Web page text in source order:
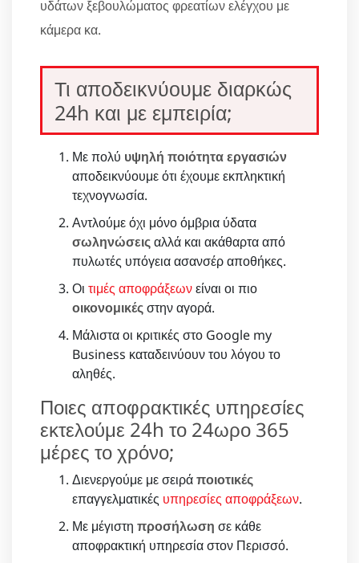
υδάτων ξεβουλώματος φρεατίων ελέγχου με
κάμερα κα.
Τι αποδεικνύουμε διαρκώς
24h και με εμπειρία;
Με πολύ υψηλή ποιότητα εργασιών
αποδεικνύουμε ότι έχουμε εκπληκτική
τεχνογνωσία.
Αντλούμε όχι μόνο όμβρια ύδατα
σωληνώσειςαλλά και ακάθαρτα από
πυλωτές υπόγεια ασανσέρ αποθήκες.
Οι τιμές αποφράξεωνείναι οι πιο
οικονομικέςστην αγορά.
Μάλιστα οι κριτικές στο Google my
Business καταδεινύουν του λόγου το
αληθές.
Ποιες αποφρακτικές υπηρεσίες
εκτελούμε 24h το 24ωρο 365
μέρες το χρόνο;
Διενεργούμε με σειράποιοτικές
επαγγελματικές υπηρεσίες αποφράξεων.
Με μέγιστη προσήλωση σε κάθε
αποφρακτική υπηρεσία στον Περισσό.